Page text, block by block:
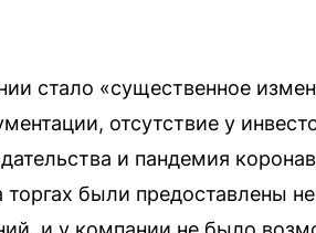
стало «существенное
отсутствие у
и пандемия
торгах были предоставлены